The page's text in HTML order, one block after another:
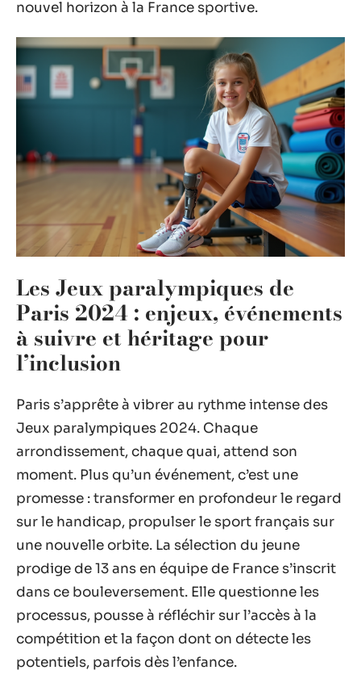
nouvel horizon à la France sportive.
Les Jeux paralympiques de
Paris 2024 : enjeux, événements
à suivre et héritage pour
l’inclusion
Paris s’apprête à vibrer au rythme intense des
Jeux paralympiques 2024. Chaque
arrondissement, chaque quai, attend son
moment. Plus qu’un événement, c’est une
promesse : transformer en profondeur le regard
sur le handicap, propulser le sport français sur
une nouvelle orbite. La sélection du jeune
prodige de 13 ans en équipe de France s’inscrit
dans ce bouleversement. Elle questionne les
processus, pousse à réfléchir sur l’accès à la
compétition et la façon dont on détecte les
potentiels, parfois dès l’enfance.